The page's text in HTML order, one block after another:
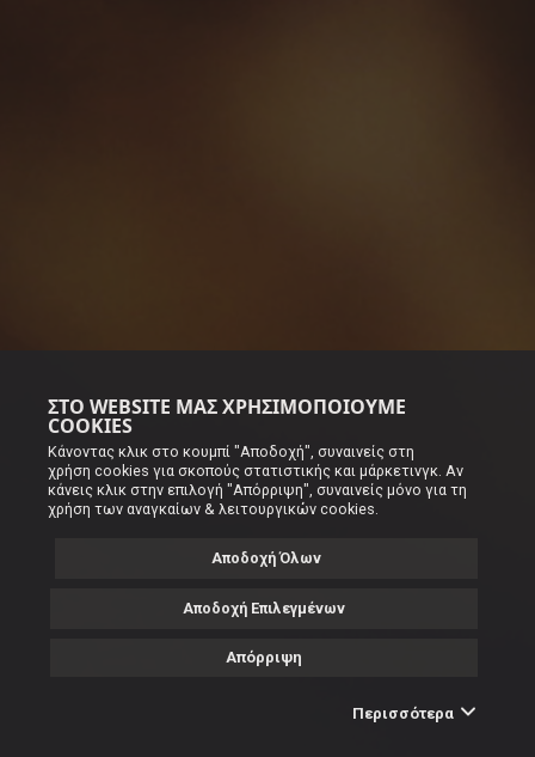
ΣΤΟ WEBSITE ΜΑΣ ΧΡΗΣΙΜΟΠΟΙΟΎΜΕ
COOKIES
Κάνοντας κλικ στο κουμπί "Αποδοχή", συναινείς στη
χρήση cookies για σκοπούς στατιστικής και μάρκετινγκ. Αν
κάνεις κλικ στην επιλογή "Απόρριψη", συναινείς μόνο για τη
χρήση των αναγκαίων & λειτουργικών cookies.
Αποδοχή Όλων
Αποδοχή Επιλεγμένων
Απόρριψη
Περισσότερα